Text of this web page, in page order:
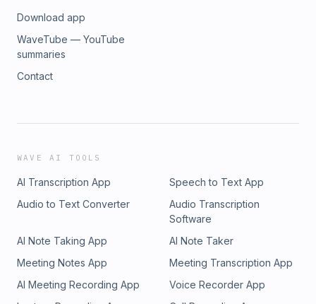
Download app
WaveTube — YouTube
summaries
Contact
WAVE AI TOOLS
AI Transcription App
Speech to Text App
Audio to Text Converter
Audio Transcription
Software
AI Note Taking App
AI Note Taker
Meeting Notes App
Meeting Transcription App
AI Meeting Recording App
Voice Recorder App